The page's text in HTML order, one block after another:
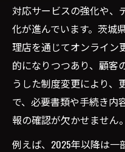
対応サービスの強化や、
化が進んでいます。茨城
理店を通じてオンライン
的になりつつあり、顧客
うした制度変更により、
で、必要書類や手続き内
報の確認が欠かせません。
例えば、2025年以降は